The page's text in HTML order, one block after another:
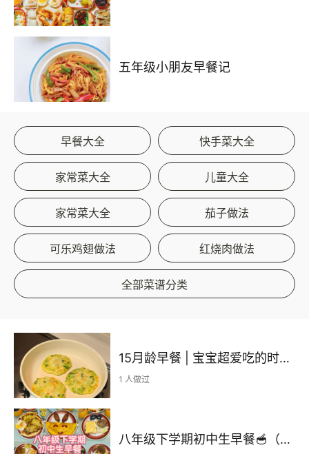
五年级小朋友早餐记
早餐大全 快手菜大全
家常菜大全 儿童大全
家常菜大全 茄子做法
可乐鸡翅做法 红烧肉做法
全部菜谱分类
15月龄早餐 | 宝宝超爱吃的时蔬鲜虾小饼
1 人做过
八年级下学期初中生早餐🥣（第三周）2026.3.16-2026.3.22